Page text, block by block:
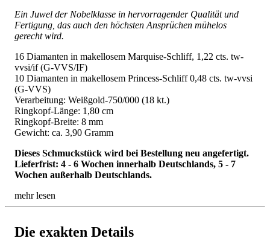
Ein Juwel der Nobelklasse in hervorragender Qualität und
Fertigung, das auch den höchsten Ansprüchen mühelos
gerecht wird.
16 Diamanten in makellosem Marquise-Schliff, 1,22 cts. tw-
vvsi/if (G-VVS/IF)
10 Diamanten in makellosem Princess-Schliff 0,48 cts. tw-vvsi
(G-VVS)
Verarbeitung: Weißgold-750/000 (18 kt.)
Ringkopf-Länge: 1,80 cm
Ringkopf-Breite: 8 mm
Gewicht: ca. 3,90 Gramm
Dieses Schmuckstück wird bei Bestellung neu angefertigt.
Lieferfrist: 4 - 6 Wochen innerhalb Deutschlands, 5 - 7
Wochen außerhalb Deutschlands.
mehr lesen
Die exakten Details